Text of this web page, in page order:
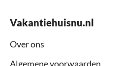
Vakantiehuisnu.nl
Over ons
Algemene voorwaarden